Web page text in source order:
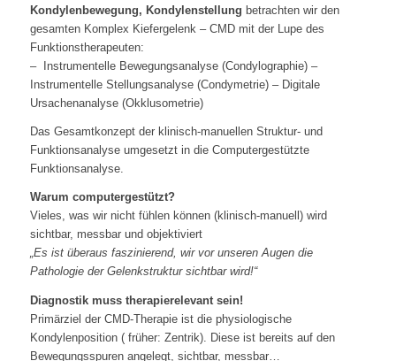
Kondylenbewegung, Kondylenstellung betrachten wir den
gesamten Komplex Kiefergelenk – CMD mit der Lupe des
Funktionstherapeuten:
– Instrumentelle Bewegungsanalyse (Condylographie) –
Instrumentelle Stellungsanalyse (Condymetrie) – Digitale
Ursachenanalyse (Okklusometrie)
Das Gesamtkonzept der klinisch-manuellen Struktur- und
Funktionsanalyse umgesetzt in die Computergestützte
Funktionsanalyse.
Warum computergestützt?
Vieles, was wir nicht fühlen können (klinisch-manuell) wird
sichtbar, messbar und objektiviert
„Es ist überaus faszinierend, wir vor unseren Augen die
Pathologie der Gelenkstruktur sichtbar wird!“
Diagnostik muss therapierelevant sein!
Primärziel der CMD-Therapie ist die physiologische
Kondylenposition ( früher: Zentrik). Diese ist bereits auf den
Bewegungsspuren angelegt, sichtbar, messbar…